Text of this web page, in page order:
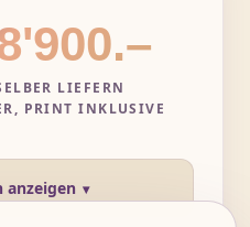
LIEFERN
PRINT INKLUSIVE
anzeigen